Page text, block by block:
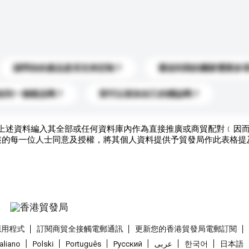
請問你的產品是否支持定制？ 運送到我的國家需要多
到一個樣品嗎？ 我可以添加自己的標誌嗎？
述資料編入其全部或任何資料庫內作為直接推廣或商貿配對﹝因
每一位人士同意及授權，將其個人資料提供予貿發局作此表格提
程式 訂閱商貿全接觸電郵通訊 更新您的香港貿發局電郵訂閱
Polski Português Pусский عربى 한국어
日本語